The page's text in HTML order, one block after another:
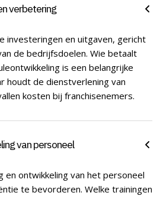
verbetering
investeringen en uitgaven, gericht
de bedrijfsdoelen. Wie betaalt
is een belangrijke
houdt de dienstverlening van
kosten bij franchisenemers.
van personeel
en ontwikkeling van het personeel
te bevorderen. Welke trainingen